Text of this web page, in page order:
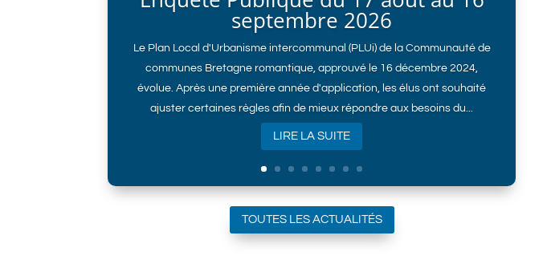
septembre 2026
Le Plan Local d'Urbanisme intercommunal (PLUi) de la Communauté de
communes Bretagne romantique, approuvé le 16 décembre 2024,
évolue. Après une première année d'application, les élus ont souhaité
ajuster certaines règles afin de mieux répondre aux besoins du...
LIRE LA SUITE
TOUTES LES ACTUALITÉS